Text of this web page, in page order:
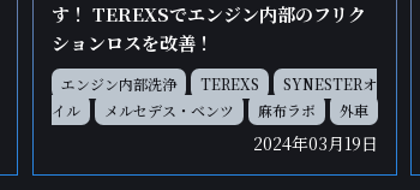
す！ TEREXSでエンジン内部のフリク
ションロスを改善！
エンジン内部洗浄 TEREXS
SYNESTERオ
イル
メルセデス・ベンツ 麻布ラボ 外車
2024年03月19日